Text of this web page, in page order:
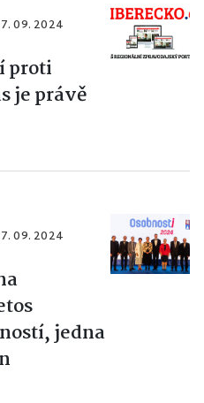
09. 2024
proti
je právě
09. 2024
jedna